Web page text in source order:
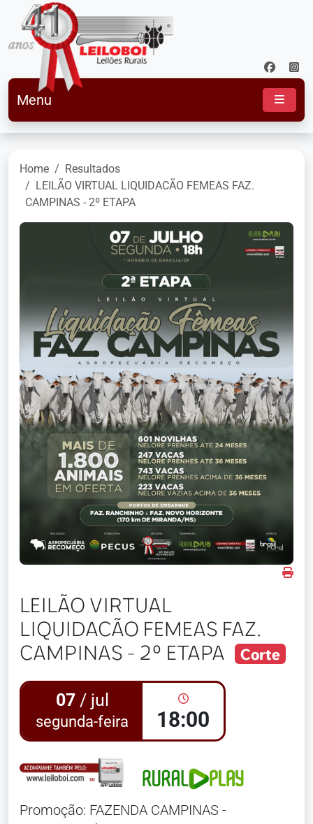
Menu
Home
Resultados
LEILÃO VIRTUAL LIQUIDACÃO FEMEAS FAZ.
CAMPINAS - 2º ETAPA
LEILÃO VIRTUAL
LIQUIDACÃO FEMEAS FAZ.
CAMPINAS - 2º ETAPA
Corte
07 / jul
segunda-feira 18:00
Promoção: FAZENDA CAMPINAS -